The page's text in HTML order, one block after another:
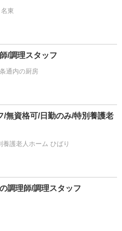
東
/調理スタッフ
通内の厨房
/無資格可/日勤のみ/特別養護老
護老人ホーム ひばり
調理師/調理スタッフ